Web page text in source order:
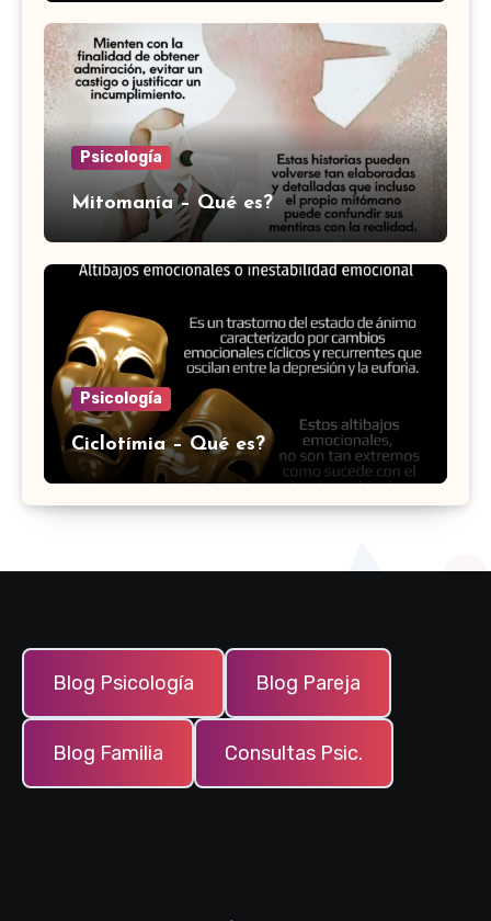
Psicología
Mitomanía – Qué es?
Psicología
Ciclotímia – Qué es?
Blog Psicología Blog Pareja
Blog Familia Consultas Psic.